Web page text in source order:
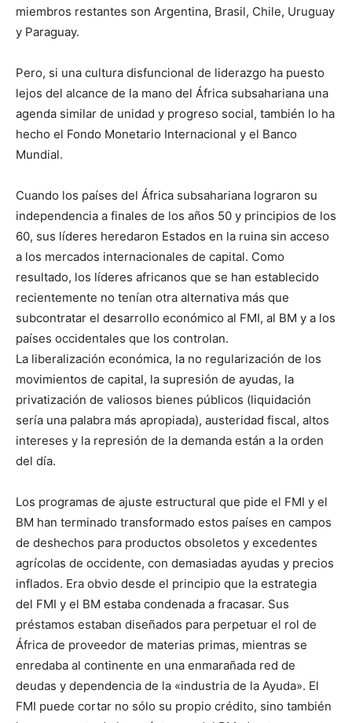
miembros restantes son Argentina, Brasil, Chile, Uruguay
y Paraguay.
Pero, si una cultura disfuncional de liderazgo ha puesto
lejos del alcance de la mano del África subsahariana una
agenda similar de unidad y progreso social, también lo ha
hecho el Fondo Monetario Internacional y el Banco
Mundial.
Cuando los países del África subsahariana lograron su
independencia a finales de los años 50 y principios de los
60, sus líderes heredaron Estados en la ruina sin acceso
a los mercados internacionales de capital. Como
resultado, los líderes africanos que se han establecido
recientemente no tenían otra alternativa más que
subcontratar el desarrollo económico al FMI, al BM y a los
países occidentales que los controlan.
La liberalización económica, la no regularización de los
movimientos de capital, la supresión de ayudas, la
privatización de valiosos bienes públicos (liquidación
sería una palabra más apropiada), austeridad fiscal, altos
intereses y la represión de la demanda están a la orden
del día.
Los programas de ajuste estructural que pide el FMI y el
BM han terminado transformado estos países en campos
de deshechos para productos obsoletos y excedentes
agrícolas de occidente, con demasiadas ayudas y precios
inflados. Era obvio desde el principio que la estrategia
del FMI y el BM estaba condenada a fracasar. Sus
préstamos estaban diseñados para perpetuar el rol de
África de proveedor de materias primas, mientras se
enredaba al continente en una enmarañada red de
deudas y dependencia de la «industria de la Ayuda». El
FMI puede cortar no sólo su propio crédito, sino también